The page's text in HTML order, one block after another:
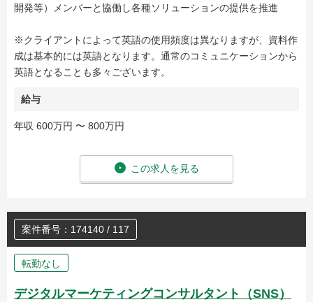
開発等）メンバーと協働し各種ソリューションの提供を推進
※クライアントによって英語の使用頻度は異なりますが、資料作
成は基本的には英語となります。通常のコミュニケーションから
英語となることも多々ございます。
給与
年収 600万円 〜 800万円
この求人を見る
案件番号：174140 / 117
転勤なし
デジタルマーケティングコンサルタント（SNS）